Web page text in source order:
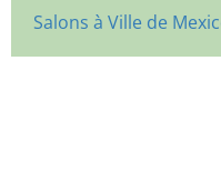
Salons à Ville de